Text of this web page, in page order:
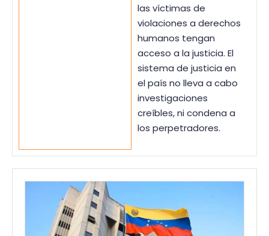
las víctimas de
violaciones a derechos
humanos tengan
acceso a la justicia. El
sistema de justicia en
el país no lleva a cabo
investigaciones
creíbles, ni condena a
los perpetradores.